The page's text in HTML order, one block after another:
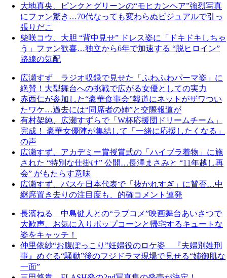
大地真央、ピンクとグリーンの“モヒカンヘア”強烈写真
にファン驚き…70代なっても変わらぬビジュアルで引っ
張りだこ
柴咲コウ、大胆 “背中見せ” ドレス姿に「ドキドキしちゃ
う」ファン歓喜…独立から6年で加速する “脱ヒロイン”
路線の気配
広瀬すず ラジオ収録で見せた「ふわふわパーマ姿」に
絶賛！大型舞台への挑戦で広がる女優としての実力
赤西仁が参加した“豪華食事会”報道にネットがザワつい
たワケ…過去には“同席者の姉”と交際報道が
有村架純、広瀬すずらで「W杯応援団ドリームチーム」
完成！ 豪華女優陣が集結して「一緒に応援したくなる」
の声
広瀬すず、アカデミー賞授賞式の「ハイブラ着物」に施
された “特別な仕掛け” 公開…長澤まさみと “11年越し再
会” がもたらす意味
広瀬すず、バスケ日本代表で「抜かれすぎ」に賛否…中
継席置き去りの注目度も、的確コメント連発
長濱ねる 中島健人との“ラブコメ”映画舞台あいさつで
大歓声、お気に入りポップコーンと帰宅するキュートな
姿をキャッチ！
仲里依紗“お腹ぽっこり”妊婦役のロケ姿 『夫婦別姓刑
事』めぐる“騒動”後のフジドラマ現場で見せる“姉御肌な
一面”